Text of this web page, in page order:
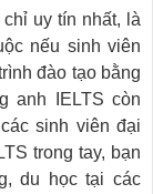
uy tín nhất, là
nếu sinh viên
đào tạo bằng
anh IELTS còn
sinh viên đại
trong tay, bạn
du học tại các